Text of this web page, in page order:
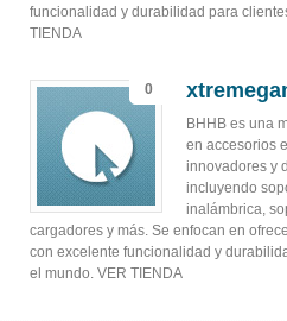
funcionalidad y durabilidad para
TIENDA
0
BHHB es una
en accesorios
innovadores y
incluyendo
inalámbrica,
cargadores y más. Se enfocan en
con excelente funcionalidad y
el mundo. VER TIENDA